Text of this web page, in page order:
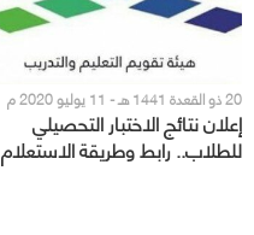
20 ذو القعدة 1441 هـ - 11 يوليو 2020 م
إعلان نتائج الاختبار التحصيلي
للطلاب.. رابط وطريقة الاستعلام